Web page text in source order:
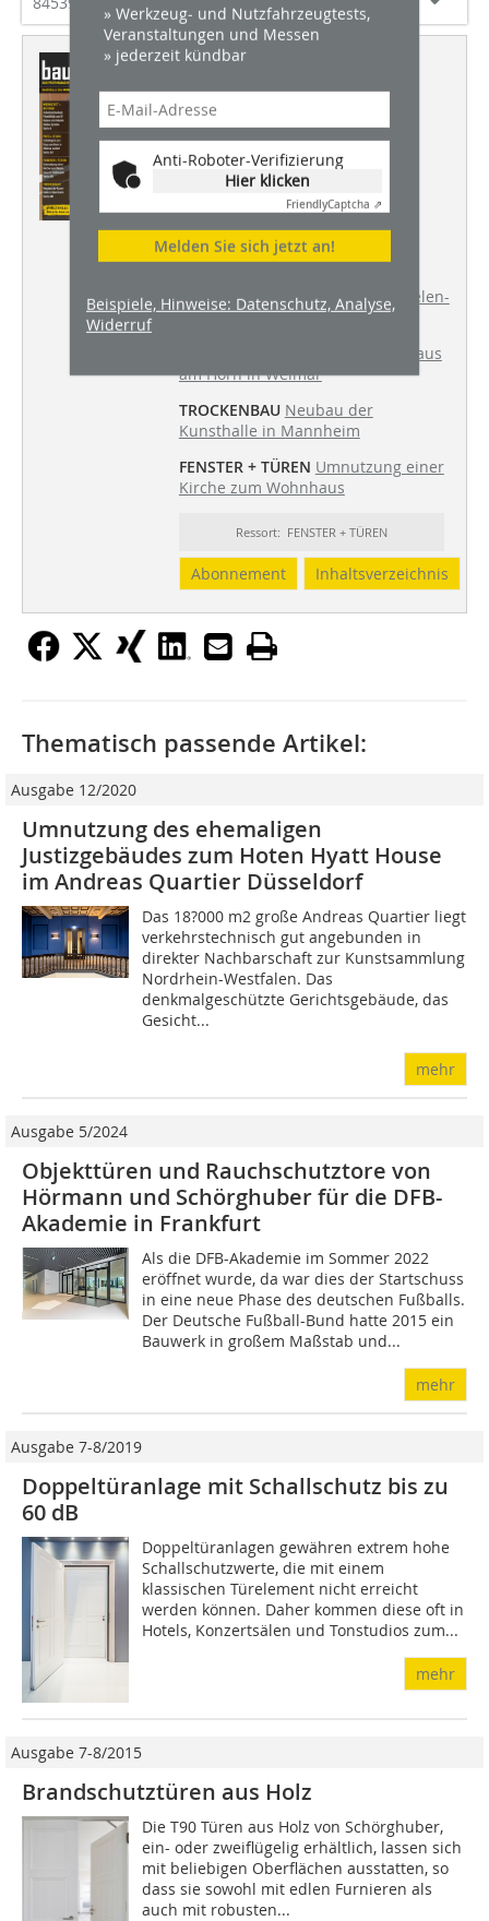
Dieser Artikel erschien in
BHW 7-8/2019
BAUSTELLE DES MONATS
Meisterhaus Kandinsky/Klee in
Dessau saniert
WORLD SKILLS 2019 Portrait der
deutschen Teilnehmerin Jessica
Jörges
WERKSTATT + BETRIEB Arbeitsdielen-
System
Schabeputz am Haus
am Horn in Weimar
TROCKENBAU Neubau der
Kunsthalle in Mannheim
FENSTER + TÜREN Umnutzung einer
Kirche zum Wohnhaus
Ressort: FENSTER + TÜREN
Abonnement Inhaltsverzeichnis
» Werkzeug- und Nutzfahrzeugtests,
Veranstaltungen und Messen
» jederzeit kündbar
Anti-Roboter-Verifizierung
Hier klicken
FriendlyCaptcha ⇗
Melden Sie sich jetzt an!
Beispiele, Hinweise: Datenschutz, Analyse,
Widerruf
Thematisch passende Artikel:
Ausgabe 12/2020
Umnutzung des ehemaligen
Justizgebäudes zum Hoten Hyatt House
im Andreas Quartier Düsseldorf
Das 18?000 m2 große Andreas Quartier liegt
verkehrstechnisch gut angebunden in
direkter Nachbarschaft zur Kunstsammlung
Nordrhein-Westfalen. Das
denkmalgeschützte Gerichtsgebäude, das
Gesicht...
mehr
Ausgabe 5/2024
Objekttüren und Rauchschutztore von
Hörmann und Schörghuber für die DFB-
Akademie in Frankfurt
Als die DFB-Akademie im Sommer 2022
eröffnet wurde, da war dies der Startschuss
in eine neue Phase des deutschen Fußballs.
Der Deutsche Fußball-Bund hatte 2015 ein
Bauwerk in großem Maßstab und...
mehr
Ausgabe 7-8/2019
Doppeltüranlage mit Schallschutz bis zu
60 dB
Doppeltüranlagen gewähren extrem hohe
Schallschutzwerte, die mit einem
klassischen Türelement nicht erreicht
werden können. Daher kommen diese oft in
Hotels, Konzertsälen und Tonstudios zum...
mehr
Ausgabe 7-8/2015
Brandschutztüren aus Holz
Die T90 Türen aus Holz von Schörghuber,
ein- oder zweiflügelig erhältlich, lassen sich
mit beliebigen Oberflächen ausstatten, so
dass sie sowohl mit edlen Furnieren als
auch mit robusten...